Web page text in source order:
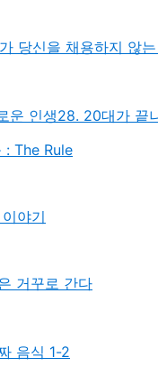
당신을 채용하지 않
운 인생28. 20대가 끝
: The Rule
야기
거꾸로 간다
음식 1-2